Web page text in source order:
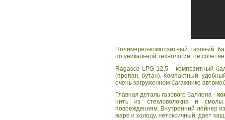
Полимерно-композитный газовый
по уникальной технологии, он
Ragasco LPG 12,5 - композитный
(пропан, бутан). Компактный,
очень загруженном багажнике
Главная деталь газового баллона -
нить из стекловолокна и
повреждениям. Внутренний лейнер
жаре и холоду, нетоксичный, дает